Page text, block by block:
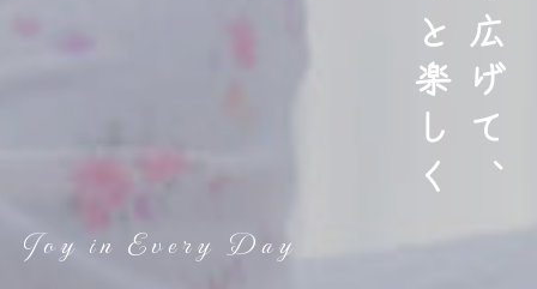
Joy in Every Day